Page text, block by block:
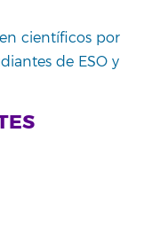
científicos por
de ESO y